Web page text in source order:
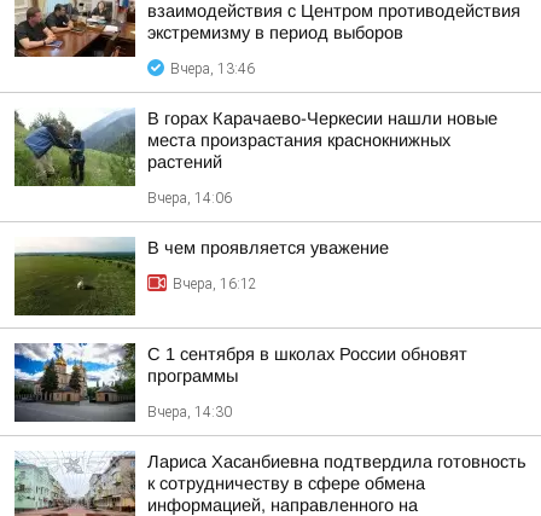
взаимодействия с Центром противодействия
экстремизму в период выборов
Вчера, 13:46
В горах Карачаево-Черкесии нашли новые
места произрастания краснокнижных
растений
Вчера, 14:06
В чем проявляется уважение
Вчера, 16:12
С 1 сентября в школах России обновят
программы
Вчера, 14:30
Лариса Хасанбиевна подтвердила готовность
к сотрудничеству в сфере обмена
информацией, направленного на